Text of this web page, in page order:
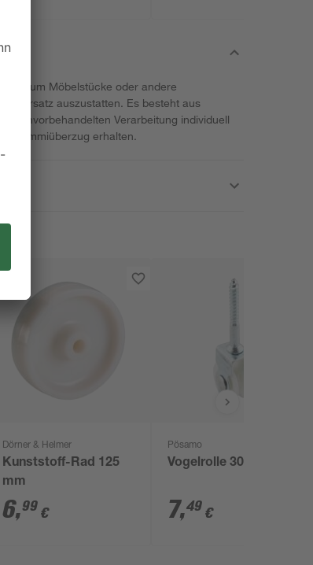
um Möbelstücke oder andere
auszustatten. Es besteht aus
unvorbehandelten Verarbeitung individuell
Gummiüberzug erhalten.
Dörner & Helmer
Kunststoff-Rad 125
mm
6,99 €
Pösamo
Vogelrolle 30 mm
7,49 €